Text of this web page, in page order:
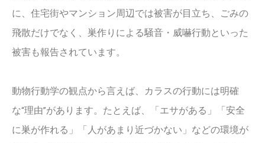
に、住宅街やマンション周辺では被害が目立ち、ごみの
飛散だけでなく、巣作りによる騒音・威嚇行動といった
被害も報告されています。
動物行動学の観点から言えば、カラスの行動には明確
な“理由”があります。たとえば、「エサがある」「安全
に巣が作れる」「人があまり近づかない」などの環境が